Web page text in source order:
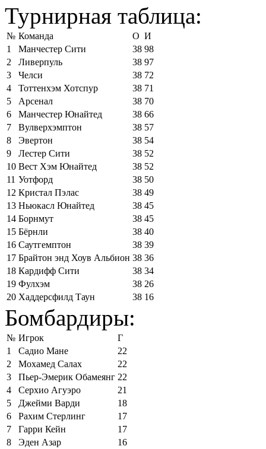
Турнирная таблица:
№ Команда О И
1
Манчестер Сити 38 98
2
Ливерпуль 38 97
3
Челси 38 72
4
Тоттенхэм Хотспур 38 71
5
Арсенал 38 70
6
Манчестер Юнайтед 38 66
7
Вулверхэмптон 38 57
8
Эвертон 38 54
9
Лестер Сити 38 52
10 Вест Хэм Юнайтед 38 52
11 Уотфорд 38 50
12 Кристал Пэлас 38 49
13 Ньюкасл Юнайтед 38 45
14 Борнмут 38 45
15 Бёрнли 38 40
16 Саутгемптон 38 39
17 Брайтон энд Хоув Альбион 38 36
18 Кардифф Сити 38 34
19 Фулхэм 38 26
20 Хаддерсфилд Таун 38 16
Бомбардиры:
№ Игрок
Г
1
Садио Мане
22
2
Мохамед Салах
22
3
Пьер-Эмерик Обамеянг 22
4
Серхио Агуэро
21
5
Джейми Варди
18
6
Рахим Стерлинг
17
7
Гарри Кейн
17
8
Эден Азар
16